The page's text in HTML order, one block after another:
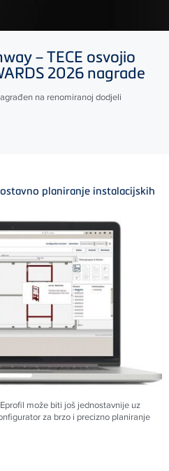
–TECE osvojio
2026 nagrade
na renomiranoj dodjeli
planiranje instalacijskih
može biti još jednostavnije uz
za brzo i precizno planiranje